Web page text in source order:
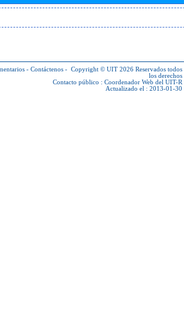
- Contáctenos - Copyright © UIT 2026 Reservados todos
los derechos
Contacto público : Coordenador Web del UIT-R
Actualizado el : 2013-01-30